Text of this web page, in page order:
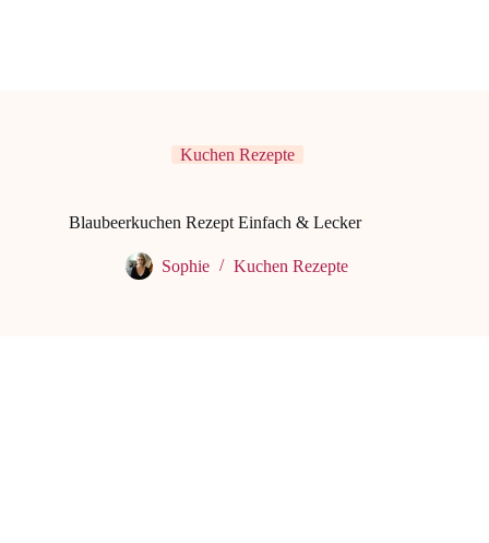
Kuchen Rezepte
Blaubeerkuchen Rezept Einfach & Lecker
Sophie Kuchen Rezepte